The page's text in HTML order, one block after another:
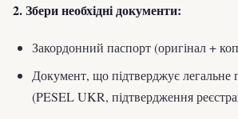
2. Збери необхідні документи:
Закордонний паспорт (оригінал +
Документ, що підтверджує легальне
(PESEL UKR, підтвердження